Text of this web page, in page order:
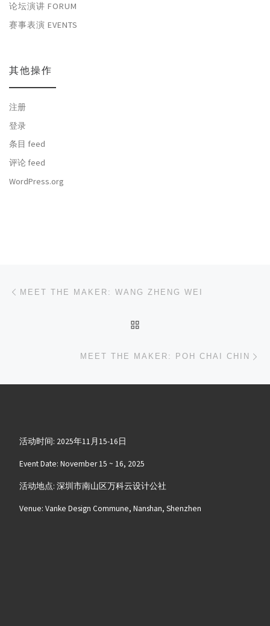
论坛演讲 FORUM
赛事表演 EVENTS
其他操作
注册
登录
条目 feed
评论 feed
WordPress.org
文章导航
MEET THE MAKER: WANG ZHENG WEI
MEET THE MAKER: POH CHAI CHIN
活动时间: 2025年11月15-16日
Event Date: November 15 ~ 16, 2025
活动地点: 深圳市南山区万科云设计公社
Venue: Vanke Design Commune, Nanshan, Shenzhen